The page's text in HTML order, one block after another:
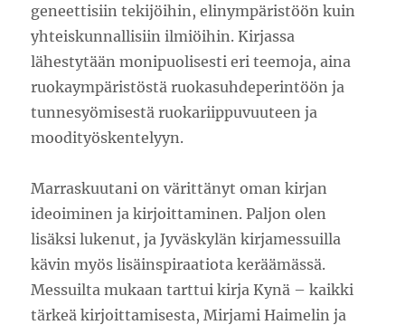
geneettisiin tekijöihin, elinympäristöön kuin
yhteiskunnallisiin ilmiöihin. Kirjassa
lähestytään monipuolisesti eri teemoja, aina
ruokaympäristöstä ruokasuhdeperintöön ja
tunnesyömisestä ruokariippuvuuteen ja
moodityöskentelyyn.
Marraskuutani on värittänyt oman kirjan
ideoiminen ja kirjoittaminen. Paljon olen
lisäksi lukenut, ja Jyväskylän kirjamessuilla
kävin myös lisäinspiraatiota keräämässä.
Messuilta mukaan tarttui kirja Kynä – kaikki
tärkeä kirjoittamisesta, Mirjami Haimelin ja